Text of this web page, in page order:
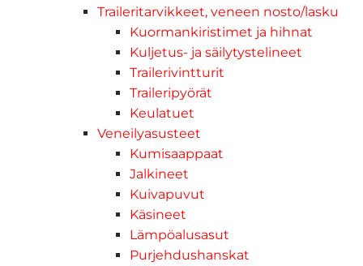
Traileritarvikkeet, veneen nosto/lasku
Kuormankiristimet ja hihnat
Kuljetus- ja säilytystelineet
Trailerivintturit
Traileripyörät
Keulatuet
Veneilyasusteet
Kumisaappaat
Jalkineet
Kuivapuvut
Käsineet
Lämpöalusasut
Purjehdushanskat